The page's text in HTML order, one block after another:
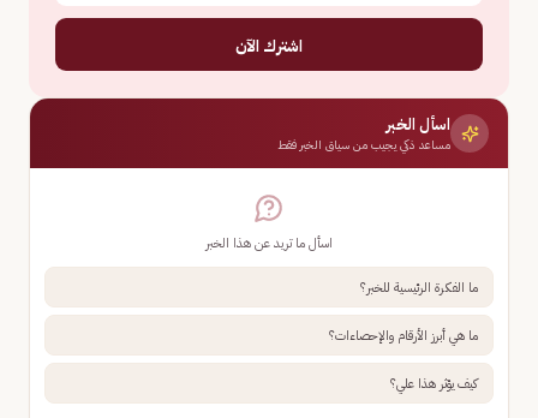
اشترك الآن
اسأل الخبر
مساعد ذكي يجيب من سياق الخبر فقط
اسأل ما تريد عن هذا الخبر
ما الفكرة الرئيسية للخبر؟
ما هي أبرز الأرقام والإحصاءات؟
كيف يؤثر هذا علي؟